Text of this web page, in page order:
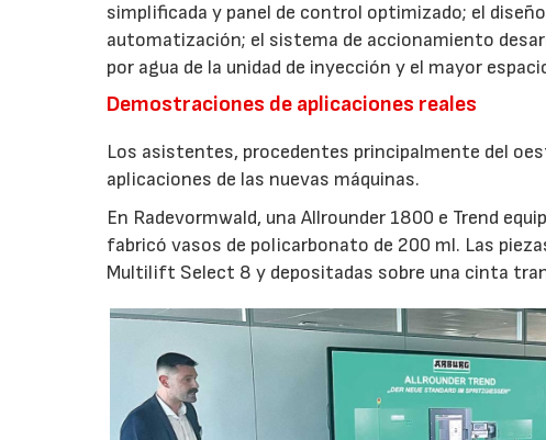
simplificada y panel de control optimizado; el
automatización; el sistema de accionamiento
por agua de la unidad de inyección y el mayor
Demostraciones de aplicaciones reales
Los asistentes, procedentes principalmente del
aplicaciones de las nuevas máquinas.
En Radevormwald, una Allrounder 1800 e Trend
fabricó vasos de policarbonato de 200 ml. Las
Multilift Select 8 y depositadas sobre una cinta